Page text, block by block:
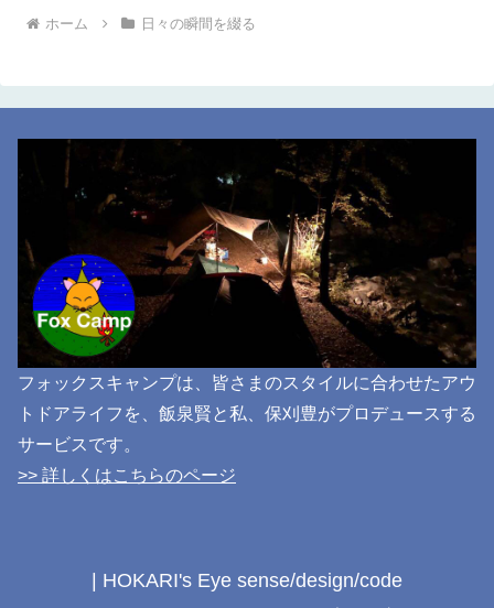
ホーム 日々の瞬間を綴る
フォックスキャンプは、皆さまのスタイルに合わせたアウ
トドアライフを、飯泉賢と私、保刈豊がプロデュースする
サービスです。
>> 詳しくはこちらのページ
| HOKARI's Eye sense/design/code